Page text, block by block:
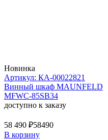
Новинка
Артикул: КА-00022821
Винный шкаф MAUNFELD
MFWC-85SB34
доступно к заказу
58 490 ₽58490
В корзину